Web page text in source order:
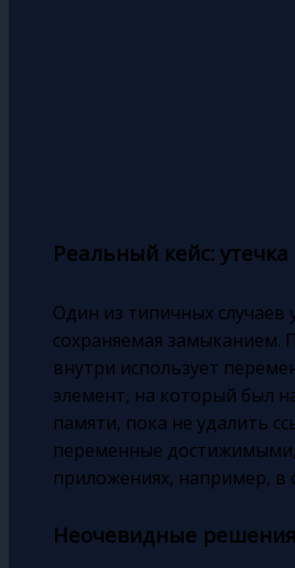
Реальный кейс:
Один из типичных случаев
сохраняемая замыканием.
внутри использует
элемент, на который был
памяти, пока не удалить
переменные
приложениях, например, в
Неочевидные